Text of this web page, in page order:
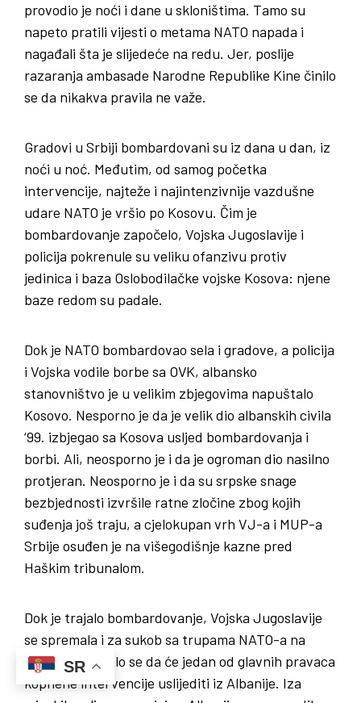
provodio je noći i dane u skloništima. Tamo su
napeto pratili vijesti o metama NATO napada i
nagađali šta je slijedeće na redu. Jer, poslije
razaranja ambasade Narodne Republike Kine činilo
se da nikakva pravila ne važe.
Gradovi u Srbiji bombardovani su iz dana u dan, iz
noći u noć. Međutim, od samog početka
intervencije, najteže i najintenzivnije vazdušne
udare NATO je vršio po Kosovu. Čim je
bombardovanje započelo, Vojska Jugoslavije i
policija pokrenule su veliku ofanzivu protiv
jedinica i baza Oslobodilačke vojske Kosova: njene
baze redom su padale.
Dok je NATO bombardovao sela i gradove, a policija
i Vojska vodile borbe sa OVK, albansko
stanovništvo je u velikim zbjegovima napuštalo
Kosovo. Nesporno je da je velik dio albanskih civila
‘99. izbjegao sa Kosova usljed bombardovanja i
borbi. Ali, neosporno je i da je ogroman dio nasilno
protjeran. Neosporno je i da su srpske snage
bezbjednosti izvršile ratne zločine zbog kojih
suđenja još traju, a cjelokupan vrh VJ-a i MUP-a
Srbije osuđen je na višegodišnje kazne pred
Haškim tribunalom.
Dok je trajalo bombardovanje, Vojska Jugoslavije
se spremala i za sukob sa trupama NATO-a na
zemlji. Očekivalo se da će jedan od glavnih pravaca
kopnene intervencije uslijediti iz Albanije. Iza
SR